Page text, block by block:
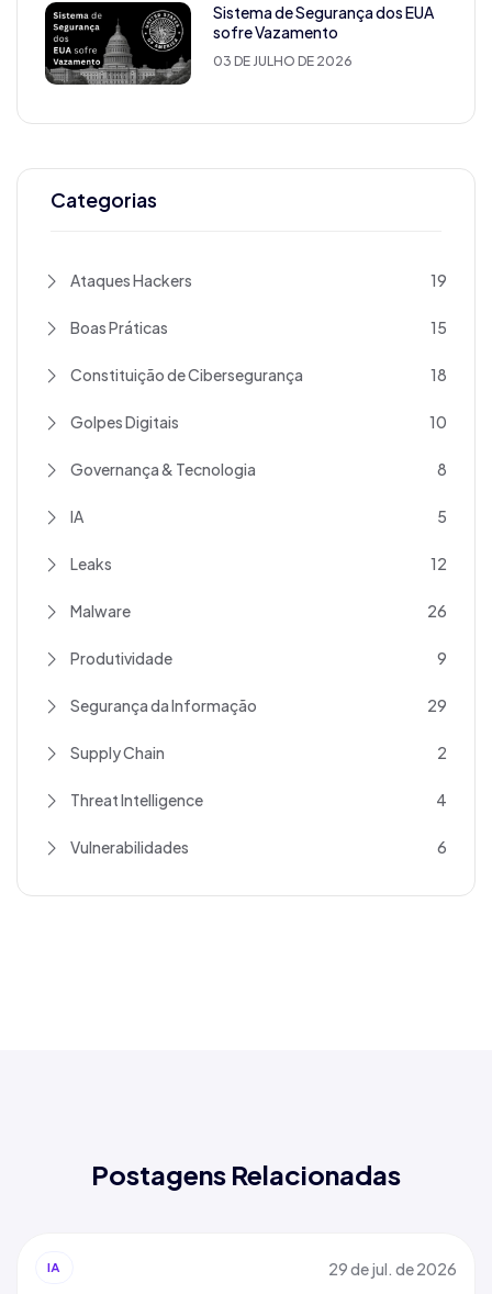
Sistema de Segurança dos EUA
sofre Vazamento
03 DE JULHO DE 2026
Categorias
Ataques Hackers 19
Boas Práticas 15
Constituição de Cibersegurança 18
Golpes Digitais 10
Governança & Tecnologia 8
IA 5
Leaks 12
Malware 26
Produtividade 9
Segurança da Informação 29
Supply Chain 2
Threat Intelligence 4
Vulnerabilidades 6
Postagens Relacionadas
IA 29 de jul. de 2026